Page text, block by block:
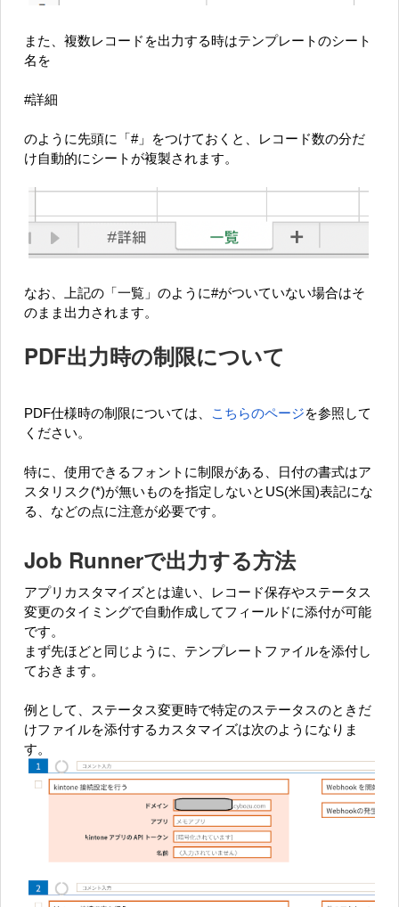
また、複数レコードを出力する時はテンプレートのシート
名を
#詳細
のように先頭に「#」をつけておくと、レコード数の分だ
け自動的にシートが複製されます。
なお、上記の「一覧」のように#がついていない場合はそ
のまま出力されます。
PDF出力時の制限について
PDF仕様時の制限については、 こちらのページを参照して
ください。
特に、使用できるフォントに制限がある、日付の書式はア
スタリスク(*)が無いものを指定しないとUS(米国)表記にな
る、などの点に注意が必要です。
Job Runnerで出力する方法
アプリカスタマイズとは違い、レコード保存やステータス
変更のタイミングで自動作成してフィールドに添付が可能
です。
まず先ほどと同じように、テンプレートファイルを添付し
ておきます。
例として、ステータス変更時で特定のステータスのときだ
けファイルを添付するカスタマイズは次のようになりま
す。